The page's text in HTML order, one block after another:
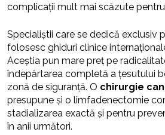
complicații mult mai scăzute
Specialiștii care se dedică exclusiv
folosesc ghiduri clinice
Aceștia pun mare preț pe
îndepărtarea completă a țesutului
zonă de siguranță. O chirurgie
presupune și o limfadenectomie
stadializarea exactă și pentru
în anii următori.